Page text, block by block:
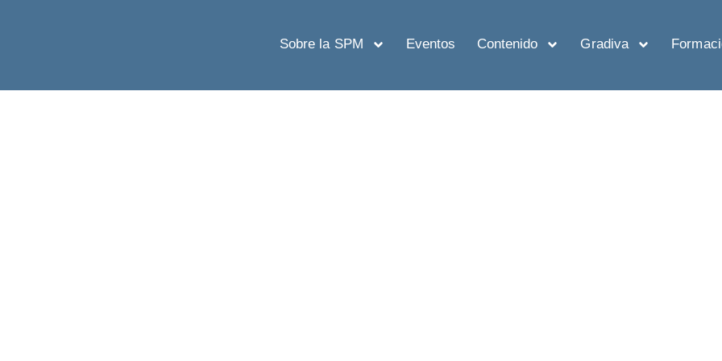
Sobre la SPM Eventos Contenido Gradiva